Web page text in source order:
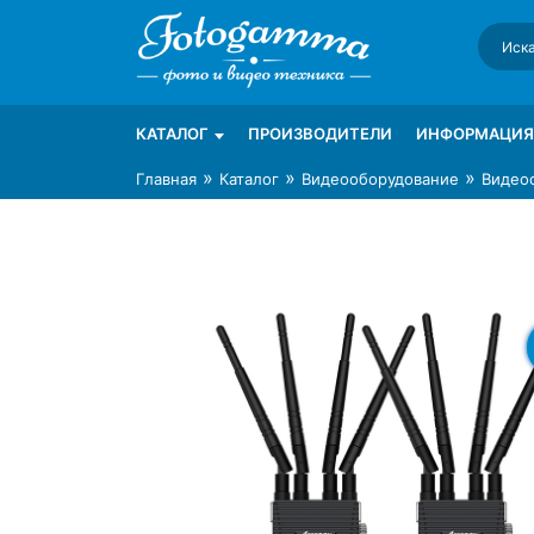
Интернет-магазин фототехники Foto-
Магазин фотоаксессуаров foto-gamma.ru
КАТАЛОГ ПРОИЗВОДИТЕЛИ ИНФОРМАЦИЯ
Главная » Каталог » Видеооборудование »